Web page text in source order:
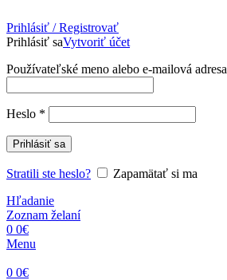
Prihlásiť / Registrovať
Prihlásiť saVytvoriť účet
Používateľské meno alebo e-mailová adresa
Heslo *
Prihlásiť sa
Stratili ste heslo?
Zapamätať si ma
Hľadanie
Zoznam želaní
0 0€
Menu
0 0€